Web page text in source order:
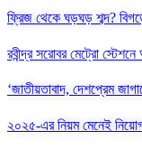
ফ্রিজ থেকে ঘড়ঘড় শব্দ?
রবীন্দ্র সরোবর মেট্রো স্টেশনে
‘জাতীয়তাবাদ, দেশপ্রেম